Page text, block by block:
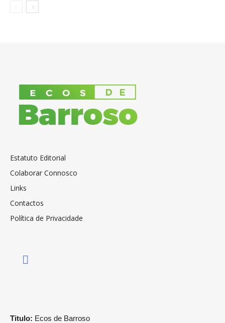
Estatuto Editorial
Colaborar Connosco
Links
Contactos
Política de Privacidade
Titulo: Ecos de Barroso